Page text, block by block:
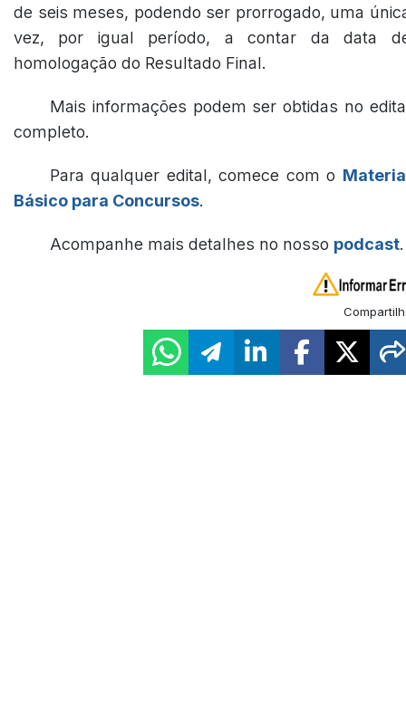
de seis meses, podendo ser prorrogado, uma
vez, por igual período, a contar da data
homologação do Resultado Final.
Mais informações podem ser obtidas no
completo.
Para qualquer edital, comece com o
Básico para Concursos.
Acompanhe mais detalhes no nosso podcast.